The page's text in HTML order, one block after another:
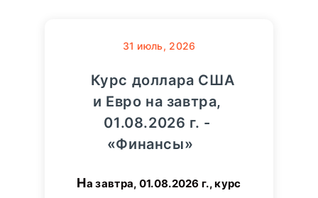
31 июль, 2026
Курс доллара США
и Евро на завтра,
01.08.2026 г. -
«Финансы»
На завтра, 01.08.2026 г., курс